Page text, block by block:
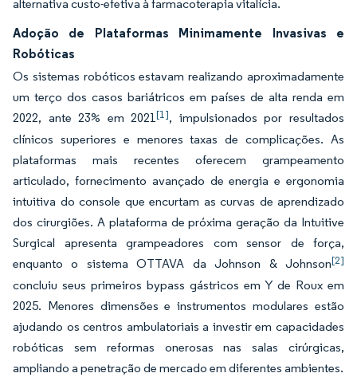
alternativa custo-efetiva à farmacoterapia vitalícia.
Adoção de Plataformas Minimamente Invasivas e
Robóticas
Os sistemas robóticos estavam realizando aproximadamente
um terço dos casos bariátricos em países de alta renda em
2022, ante 23% em 2021[1], impulsionados por resultados
clínicos superiores e menores taxas de complicações. As
plataformas mais recentes oferecem grampeamento
articulado, fornecimento avançado de energia e ergonomia
intuitiva do console que encurtam as curvas de aprendizado
dos cirurgiões. A plataforma de próxima geração da Intuitive
Surgical apresenta grampeadores com sensor de força,
enquanto o sistema OTTAVA da Johnson & Johnson[2]
concluiu seus primeiros bypass gástricos em Y de Roux em
2025. Menores dimensões e instrumentos modulares estão
ajudando os centros ambulatoriais a investir em capacidades
robóticas sem reformas onerosas nas salas cirúrgicas,
ampliando a penetração de mercado em diferentes ambientes.